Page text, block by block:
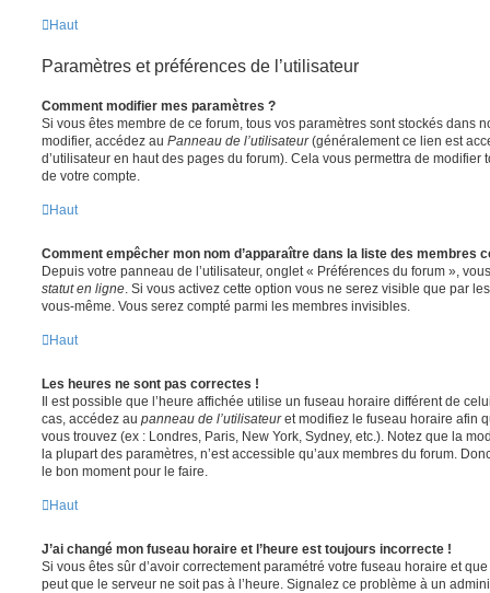
Haut
Paramètres et préférences de l’utilisateur
Comment modifier mes paramètres ?
Si vous êtes membre de ce forum, tous vos paramètres sont stockés dans
modifier, accédez au Panneau de l’utilisateur(généralement ce lien est
d’utilisateur en haut des pages du forum). Cela vous permettra de modifier
de votre compte.
Haut
Comment empêcher mon nom d’apparaître dans la liste des membres
Depuis votre panneau de l’utilisateur, onglet « Préférences du forum »,
statut en ligne . Si vous activez cette option vous ne serez visible que par
vous-même. Vous serez compté parmi les membres invisibles.
Haut
Les heures ne sont pas correctes !
Il est possible que l’heure affichée utilise un fuseau horaire différent de
cas, accédez au panneau de l’utilisateuret modifiez le fuseau horaire afin
vous trouvez (ex : Londres, Paris, New York, Sydney, etc.). Notez que la
la plupart des paramètres, n’est accessible qu’aux membres du forum.
le bon moment pour le faire.
Haut
J’ai changé mon fuseau horaire et l’heure est toujours incorrecte !
Si vous êtes sûr d’avoir correctement paramétré votre fuseau horaire et
peut que le serveur ne soit pas à l’heure. Signalez ce problème à un